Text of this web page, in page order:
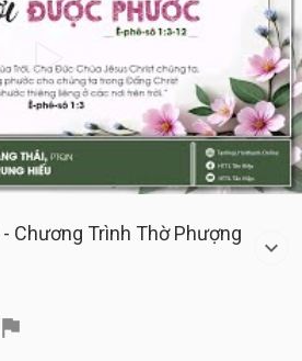
Play
Video
- Chương Trình Thờ Phượng
